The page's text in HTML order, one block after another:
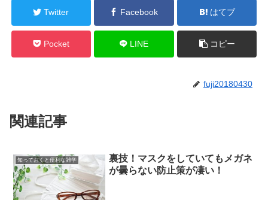
Twitter Facebook はてブ
Pocket LINE コピー
fuji20180430
関連記事
知っておくと便利な雑学
裏技！マスクをしていてもメガネ
が曇らない防止策が凄い！